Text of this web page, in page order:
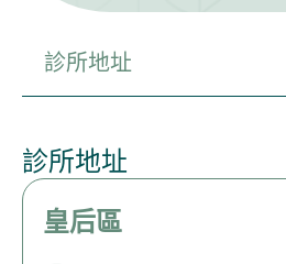
診所地址
診所地址
皇后區